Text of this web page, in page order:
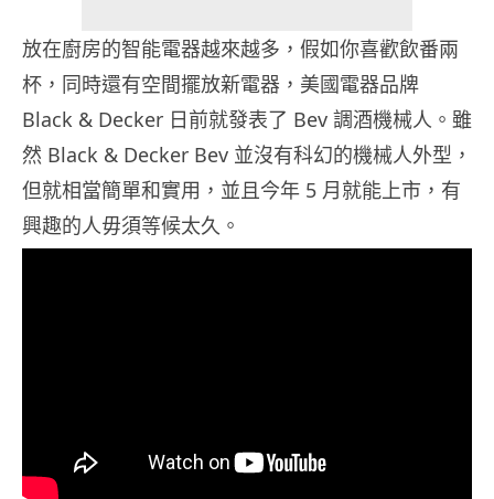
放在廚房的智能電器越來越多，假如你喜歡飲番兩
杯，同時還有空間擺放新電器，美國電器品牌
Black & Decker 日前就發表了 Bev 調酒機械人。雖
然 Black & Decker Bev 並沒有科幻的機械人外型，
但就相當簡單和實用，並且今年 5 月就能上市，有
興趣的人毋須等候太久。